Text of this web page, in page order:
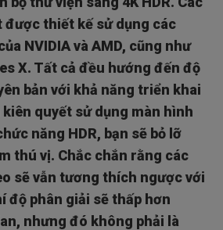
thiết kế sử dụng các
NVIDIA và AMD, cũng như
X. Tất cả đều hướng đến độ
bản với khả năng triển khai
kiên quyết sử dụng màn hình
năng HDR, bạn sẽ bỏ lỡ
thú vị. Chắc chắn rằng các
sẽ vẫn tương thích ngược với
độ phân giải sẽ thấp hơn
nhưng đó không phải là